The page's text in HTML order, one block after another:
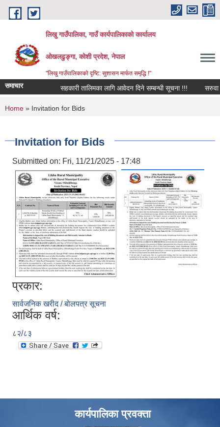
Skip to main content
लिखु गाउँपालिका, गाउँ कार्यपालिकाको कार्यालय
ओखलढुङ्गा, कोशी प्रदेश, नेपाल
"लिखु गाउँपालिकाको दृष्टि: सुशासन मार्फत समृद्धि !"
समाचार सहकारी तालिमका लागि आवेदन दिने सम्बन्धी सूचना !!! सरुवा
You are here
Home » Invitation for Bids
Invitation for Bids
Submitted on: Fri, 11/21/2025 - 17:48
प्रकार:
सार्वजनिक खरीद / बोलपत्र सूचना
आर्थिक वर्ष:
८२/८३
कार्यपालिका प्रवक्ता